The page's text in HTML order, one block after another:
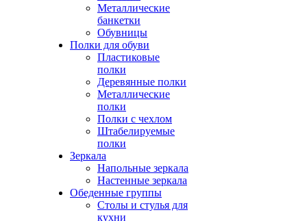
Металлические
банкетки
Обувницы
Полки для обуви
Пластиковые
полки
Деревянные полки
Металлические
полки
Полки с чехлом
Штабелируемые
полки
Зеркала
Напольные зеркала
Настенные зеркала
Обеденные группы
Столы и стулья для
кухни